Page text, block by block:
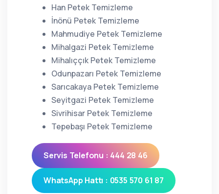
Han Petek Temizleme
İnönü Petek Temizleme
Mahmudiye Petek Temizleme
Mihalgazi Petek Temizleme
Mihalıççık Petek Temizleme
Odunpazarı Petek Temizleme
Sarıcakaya Petek Temizleme
Seyitgazi Petek Temizleme
Sivrihisar Petek Temizleme
Tepebaşı Petek Temizleme
Servis Telefonu : 444 28 46
WhatsApp Hattı : 0535 570 61 87